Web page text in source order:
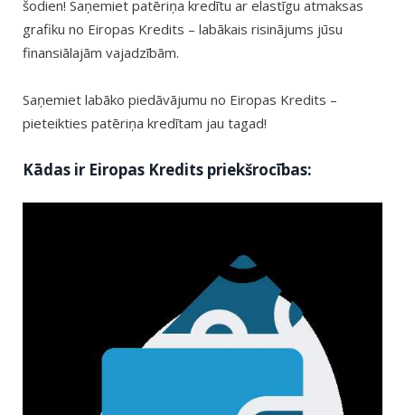
šodien! Saņemiet patēriņa kredītu ar elastīgu atmaksas
grafiku no Eiropas Kredits – labākais risinājums jūsu
finansiālajām vajadzībām.
Saņemiet labāko piedāvājumu no Eiropas Kredits –
pieteikties patēriņa kredītam jau tagad!
Kādas ir Eiropas Kredits priekšrocības: